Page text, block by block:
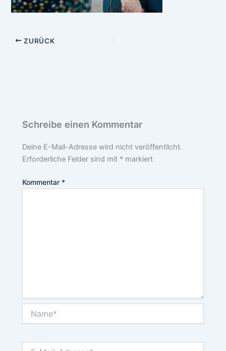
ZURÜCK
Schreibe einen Kommentar
Deine E-Mail-Adresse wird nicht veröffentlicht.
Erforderliche Felder sind mit * markiert
Kommentar *